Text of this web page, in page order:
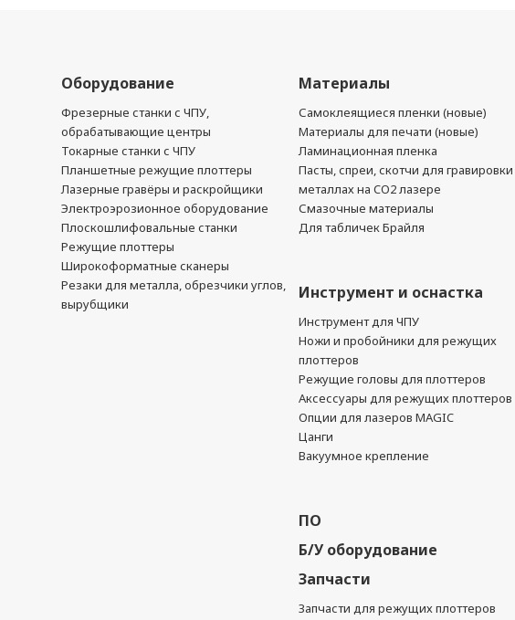
Оборудование
Фрезерные станки с ЧПУ,
обрабатывающие центры
Токарные станки с ЧПУ
Планшетные режущие плоттеры
Лазерные гравёры и раскройщики
Электроэрозионное оборудование
Плоскошлифовальные станки
Режущие плоттеры
Широкоформатные сканеры
Резаки для металла, обрезчики углов,
вырубщики
Материалы
Самоклеящиеся пленки (новые)
Материалы для печати (новые)
Ламинационная пленка
Пасты, спреи, скотчи для гравировки
металлах на CO2 лазере
Смазочные материалы
Для табличек Брайля
Инструмент и оснастка
Инструмент для ЧПУ
Ножи и пробойники для режущих
плоттеров
Режущие головы для плоттеров
Аксессуары для режущих плоттеров
Опции для лазеров MAGIC
Цанги
Вакуумное крепление
ПО
Б/У оборудование
Запчасти
Запчасти для режущих плоттеров